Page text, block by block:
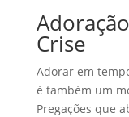
Crise
Adorar em
é também um
Pregações que